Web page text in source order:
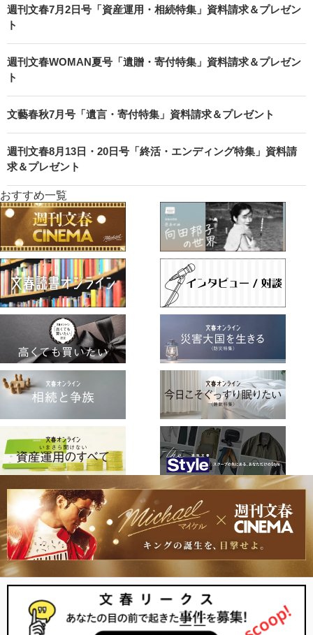
週刊文春7月2日号「資産運用・相続特集」資料請求＆プレゼン
ト
週刊文春WOMAN夏号「遺贈・寄付特集」資料請求＆プレゼン
ト
文藝春秋7月号「遺言・寄付特集」資料請求＆プレゼント
週刊文春8月13日・20日号「終活・エンディング特集」資料請
求＆プレゼント
おすすめ一覧